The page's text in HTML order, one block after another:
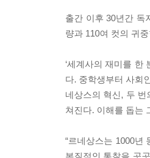
출간 이후 30년간 독
량과 110여 컷의 귀
‘세계사의 재미를 한
다. 중학생부터 사회
네상스의 혁신, 두
쳐진다. 이해를 돕는
“르네상스는 1000년
본질적인 통찰을 곳